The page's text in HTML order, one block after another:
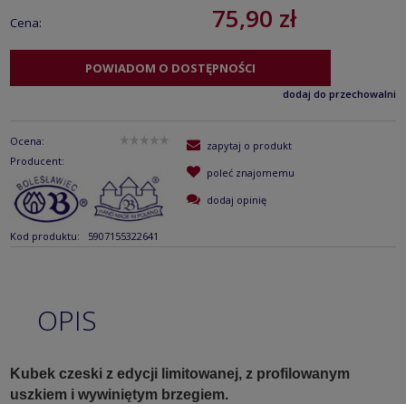
Cena: 75,90 zł
POWIADOM O DOSTĘPNOŚCI
dodaj do przechowalni
Ocena:
Producent:
Kod produktu: 5907155322641
zapytaj o produkt
poleć znajomemu
dodaj opinię
OPIS
Kubek czeski z edycji limitowanej, z profilowanym
uszkiem i wywiniętym brzegiem.